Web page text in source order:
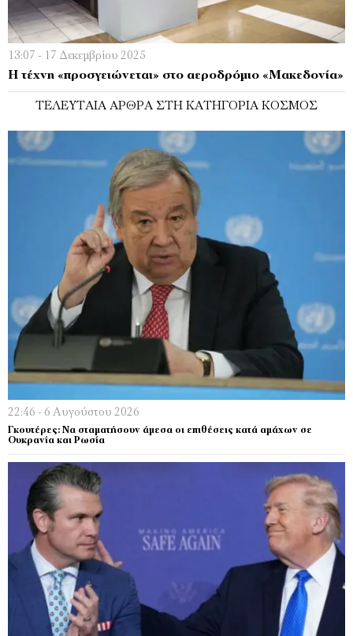
13:07 - 17 Δεκεμβρίου 2025
Η τέχνη «προσγειώνεται» στο αεροδρόμιο «Μακεδονία»
ΤΕΛΕΥΤΑΊΑ ΆΡΘΡΑ ΣΤΗ ΚΑΤΗΓΟΡΊΑ ΚΌΣΜΟΣ
22:46 - 6 Αυγούστου 2026
Γκουτέρες: Να σταματήσουν άμεσα οι επιθέσεις κατά αμάχων σε
Ουκρανία και Ρωσία